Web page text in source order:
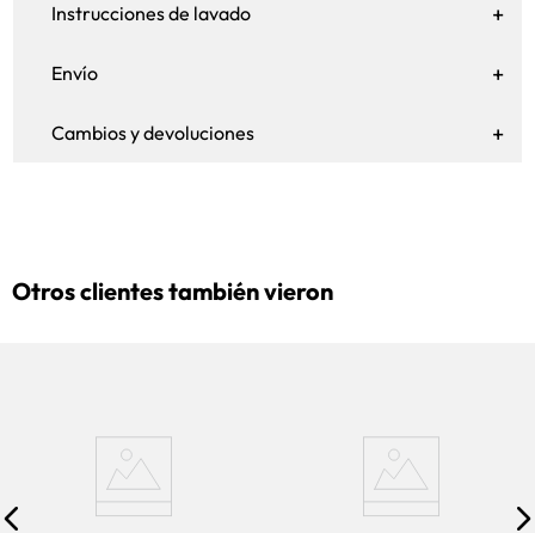
Instrucciones de lavado
Envío
Cambios y devoluciones
Otros clientes también vieron